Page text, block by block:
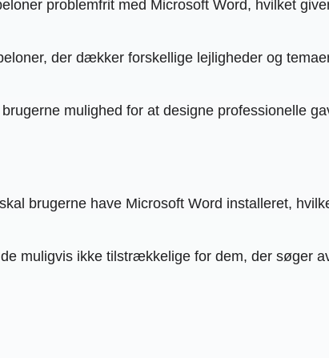
problemfrit med Microsoft Word, hvilket
der dækker forskellige lejligheder og
mulighed for at designe professionelle
brugerne have Microsoft Word installeret,
muligvis ikke tilstrækkelige for dem, der søger